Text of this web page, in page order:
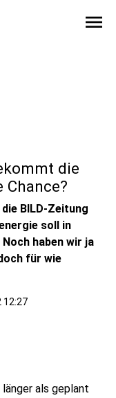
menu
die
BILD-Zeitung
soll in
haben wir ja
für wie
12:27
als geplant